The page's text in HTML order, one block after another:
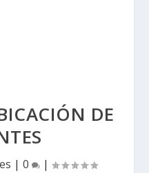
DE
| 0 |